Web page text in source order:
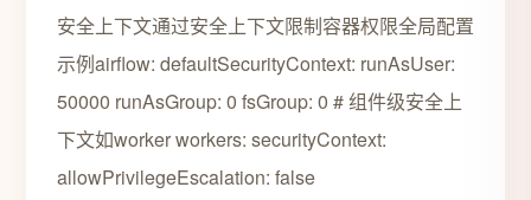
安全上下文通过安全上下文限制容器权限全局配置
示例airflow: defaultSecurityContext: runAsUser:
50000 runAsGroup: 0 fsGroup: 0 # 组件级安全上
下文如worker workers: securityContext:
allowPrivilegeEscalation: false